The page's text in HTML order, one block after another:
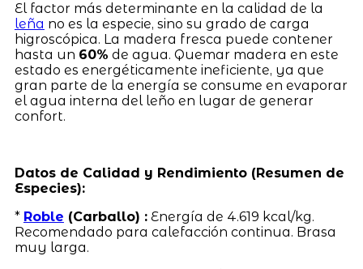
El factor más determinante en la calidad de la
leña no es la especie, sino su grado de carga
higroscópica. La madera fresca puede contener
hasta un 60% de agua. Quemar madera en este
estado es energéticamente ineficiente, ya que
gran parte de la energía se consume en evaporar
el agua interna del leño en lugar de generar
confort.
Datos de Calidad y Rendimiento (Resumen de
Especies):
* Roble (Carballo) :Energía de 4.619 kcal/kg.
Recomendado para calefacción continua. Brasa
muy larga.